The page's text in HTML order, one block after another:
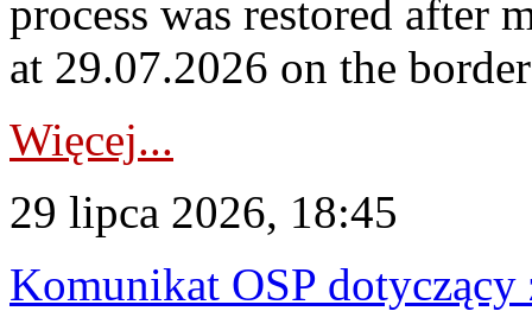
process was restored after
at 29.07.2026 on the
Więcej...
29 lipca 2026, 18:45
Komunikat OSP dotyczący